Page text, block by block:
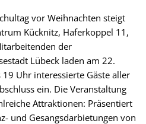
vor Weihnachten steigt
Kücknitz, Haferkoppel 11,
der
Lübeck laden am 22.
Uhr interessierte Gäste aller
ein. Die Veranstaltung
Attraktionen: Präsentiert
und Gesangsdarbietungen von